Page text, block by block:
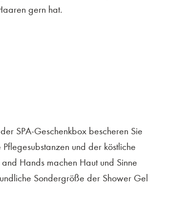
gern hat.
SPA-Geschenkbox bescheren Sie
und der köstliche
Hands machen Haut und Sinne
Sondergröße der Shower Gel